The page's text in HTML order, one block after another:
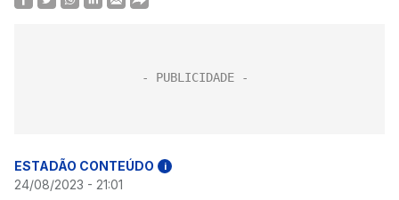
ESTADÃO CONTEÚDO i
24/08/2023 - 21:01